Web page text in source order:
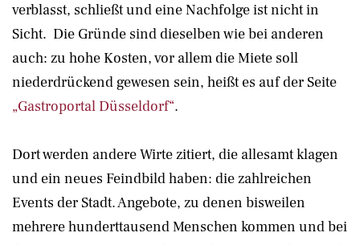
verblasst, schließt und eine Nachfolge ist nicht in
Sicht. Die Gründe sind dieselben wie bei anderen
auch: zu hohe Kosten, vor allem die Miete soll
niederdrückend gewesen sein, heißt es auf der Seite
„Gastroportal Düsseldorf“.
Dort werden andere Wirte zitiert, die allesamt klagen
und ein neues Feindbild haben: die zahlreichen
Events der Stadt. Angebote, zu denen bisweilen
mehrere hunderttausend Menschen kommen und bei